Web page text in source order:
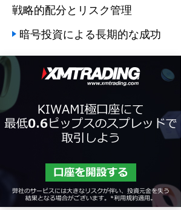
戦略的配分とリスク管理
暗号投資による長期的な成功